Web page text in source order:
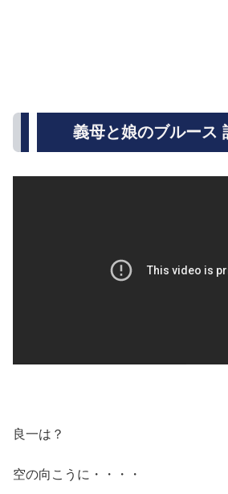
義母と娘のブルース
良一は？
空の向こうに・・・・